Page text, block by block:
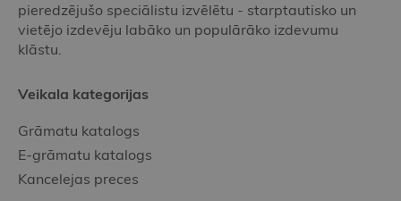
pieredzējušo speciālistu izvēlētu - starptautisko un
vietējo izdevēju labāko un populārāko izdevumu
klāstu.
Veikala kategorijas
Grāmatu katalogs
E-grāmatu katalogs
Kancelejas preces